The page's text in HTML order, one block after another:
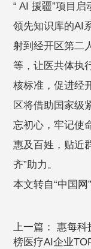
“ AI 援疆”项目
领先知识库的AI
射到经开区第二
等，让医共体执
核标准，促进经
区将借助国家级
忘初心，牢记使
惠及百姓，贴近
齐”助力。
本文转自“中国网”
上一篇：惠每科
榜医疗AI企业